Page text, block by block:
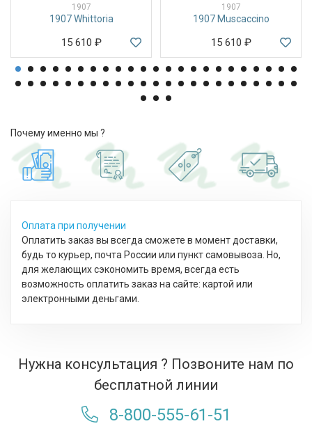
1907
1907 Whittoria
15 610 ₽
1907
1907 Muscaccino
15 610 ₽
Почему именно мы ?
Оплата при получении
Оплатить заказ вы всегда сможете в момент доставки,
будь то курьер, почта России или пункт самовывоза. Но,
для желающих сэкономить время, всегда есть
возможность оплатить заказ на сайте: картой или
электронными деньгами.
Нужна консультация ? Позвоните нам по
бесплатной линии
8-800-555-61-51